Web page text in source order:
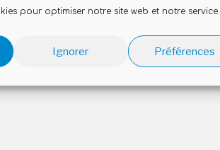
pour optimiser notre site web et notre service.
Ignorer Préférences